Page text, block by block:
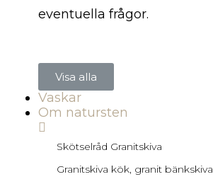
eventuella frågor.
Visa alla
Vaskar
Om natursten
Skötselråd Granitskiva
Granitskiva kök, granit bänkskiva